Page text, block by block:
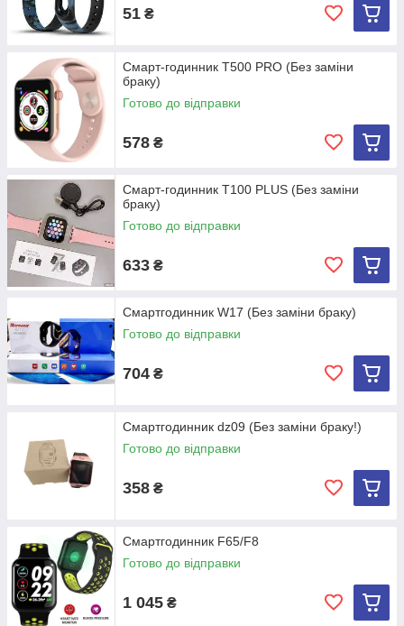
51 ₴
Смарт-годинник T500 PRO (Без заміни
браку)
Готово до відправки
578 ₴
Смарт-годинник T100 PLUS (Без заміни
браку)
Готово до відправки
633 ₴
Смартгодинник W17 (Без заміни браку)
Готово до відправки
704 ₴
Смартгодинник dz09 (Без заміни браку!)
Готово до відправки
358 ₴
Смартгодинник F65/F8
Готово до відправки
1 045 ₴